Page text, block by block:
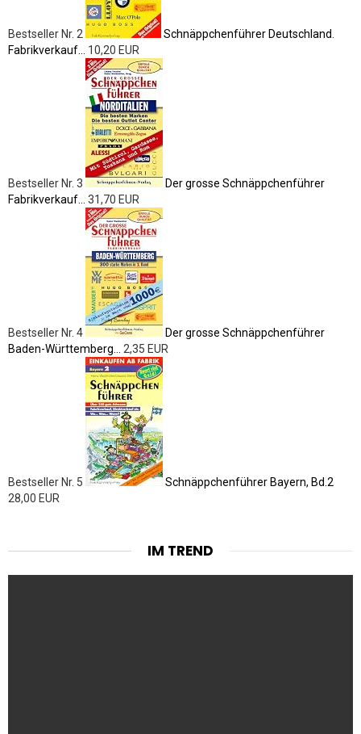
Bestseller Nr. 2
Schnäppchenführer Deutschland.
Fabrikverkauf...
10,20 EUR
Bestseller Nr. 3
Der grosse Schnäppchenführer
Fabrikverkauf...
31,70 EUR
Bestseller Nr. 4
Der grosse Schnäppchenführer
Baden-Württemberg...
2,35 EUR
Bestseller Nr. 5
Schnäppchenführer Bayern, Bd.2
28,00 EUR
IM TREND